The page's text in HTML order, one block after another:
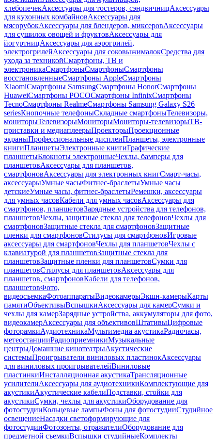
хлебопечекАксессуары для тостеров, сэндвичницАксессуары
для кухонных комбайновАксессуары для
мясорубокАксессуары для блендеров, миксеровАксессуары
для сушилок овощей и фруктовАксессуары для
йогуртницАксессуары для аэрогрилей,
электрогрилейАксессуары для соковыжималокСредства для
ухода за техникойСмартфоны, ТВ и
электроникаСмартфоныСмартфоныСмартфоны
восстановленныеСмартфоны AppleСмартфоны
XiaomiСмартфоны SamsungСмартфоны HonorСмартфоны
HuaweiСмартфоны POCOСмартфоны InfinixСмартфоны
TecnoСмартфоны RealmeСмартфоны Samsung Galaxy S26
seriesКнопочные телефоныСкладные смартфоныТелевизоры,
мониторыТелевизорыМониторыМониторы-телевизорыТВ-
приставки и медиаплеерыПроекторыПроекционные
экраныПрофессиональные дисплеиПланшеты, электронные
книгиПланшетыЭлектронные книгиГрафические
планшетыБлокноты электронныеЧехлы, бамперы для
планшетовАксессуары для планшетов,
смартфоновАксессуары для электронных книгСмарт-часы,
аксессуарыУмные часыФитнес-браслетыУмные часы
детскиеУмные часы, фитнес-браслетыРемешки, аксессуары
для умных часовКабели для умных часовАксессуары для
смартфонов, планшетовЗарядные устройства для телефонов,
планшетовЧехлы, защитные стекла для телефоновЧехлы для
смартфоновЗащитные стекла для смартфоновЗащитные
пленки для смартфоновСтилусы для смартфоновИгровые
аксессуары для смартфоновЧехлы для планшетовЧехлы с
клавиатурой для планшетовЗащитные стекла для
планшетовЗащитные пленки для планшетовСумки для
планшетовСтилусы для планшетовАксессуары для
планшетов, смартфоновКабели для телефонов,
планшетовФото,
видеосъемкаФотоаппаратыВидеокамерыЭкшн-камерыКарты
памятиОбъективыВспышкиАксессуары для камерСумки и
чехлы для камерЗарядные устройства, аккумуляторы для фото,
видеокамерАксессуары для объективовШтативыЦифровые
фоторамкиАудиотехникаМультимедиа акустикаРадиочасы,
метеостанцииРадиоприемникиМузыкальные
центрыДомашние кинотеатрыАкустические
системыПроигрыватели виниловых пластинокАксессуары
для виниловых проигрывателейВиниловые
пластинкиИнсталляционная акустикаТрансляционные
усилителиАксессуары для аудиотехникиКомплектующие для
акустикиАкустические кабелиПодставки, стойки для
акустикиСумки, чехлы для акустикиОборудование для
фотостудииКольцевые лампыФоны для фотостудииСтудийное
освещениеНасадки светоформирующие для
фотостудииФотозонты, отражателиОборудование для
предметной съемкиВспышки студийныеКомплекты